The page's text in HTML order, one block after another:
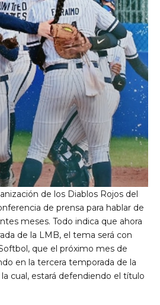
de los Diablos Rojos del
de prensa para hablar de
meses. Todo indica que ahora
de la LMB, el tema será con
que el próximo mes de
en la tercera temporada de la
cual, estará defendiendo el título